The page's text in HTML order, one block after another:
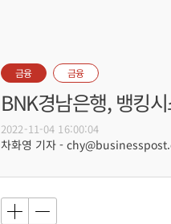
금융 금융
BNK경남은행, 뱅킹
2022-11-04 16:00:04
차화영 기자 -